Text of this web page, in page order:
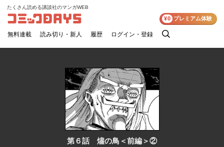
コミックDAYS
たくさん読める講談社のマンガWEB
無料連載 読み切り・新人 履歴 ログイン・登録
検
¥0 プレミアム体験
第６話 燼の鳥＜前編＞②